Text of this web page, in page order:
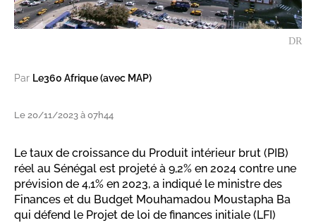
DR
Par Le360 Afrique (avec MAP)
Le 20/11/2023 à 07h44
Le taux de croissance du Produit intérieur brut (PIB)
réel au Sénégal est projeté à 9,2% en 2024 contre une
prévision de 4,1% en 2023, a indiqué le ministre des
Finances et du Budget Mouhamadou Moustapha Ba
qui défend le Projet de loi de finances initiale (LFI)